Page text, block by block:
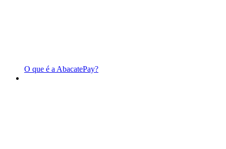
O que é a AbacatePay?